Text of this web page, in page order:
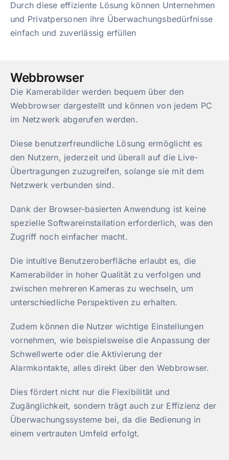
Durch diese effiziente Lösung können Unternehmen
und Privatpersonen ihre Überwachungsbedürfnisse
einfach und zuverlässig erfüllen
Webbrowser
Die Kamerabilder werden bequem über den
Webbrowser dargestellt und können von jedem PC
im Netzwerk abgerufen werden.
Diese benutzerfreundliche Lösung ermöglicht es
den Nutzern, jederzeit und überall auf die Live-
Übertragungen zuzugreifen, solange sie mit dem
Netzwerk verbunden sind.
Dank der Browser-basierten Anwendung ist keine
spezielle Softwareinstallation erforderlich, was den
Zugriff noch einfacher macht.
Die intuitive Benutzeroberfläche erlaubt es, die
Kamerabilder in hoher Qualität zu verfolgen und
zwischen mehreren Kameras zu wechseln, um
unterschiedliche Perspektiven zu erhalten.
Zudem können die Nutzer wichtige Einstellungen
vornehmen, wie beispielsweise die Anpassung der
Schwellwerte oder die Aktivierung der
Alarmkontakte, alles direkt über den Webbrowser.
Dies fördert nicht nur die Flexibilität und
Zugänglichkeit, sondern trägt auch zur Effizienz der
Überwachungssysteme bei, da die Bedienung in
einem vertrauten Umfeld erfolgt.